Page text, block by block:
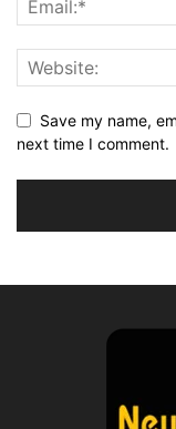
Save my name,
next time I comment.